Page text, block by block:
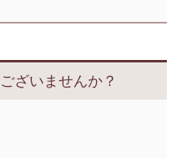
ざいませんか？